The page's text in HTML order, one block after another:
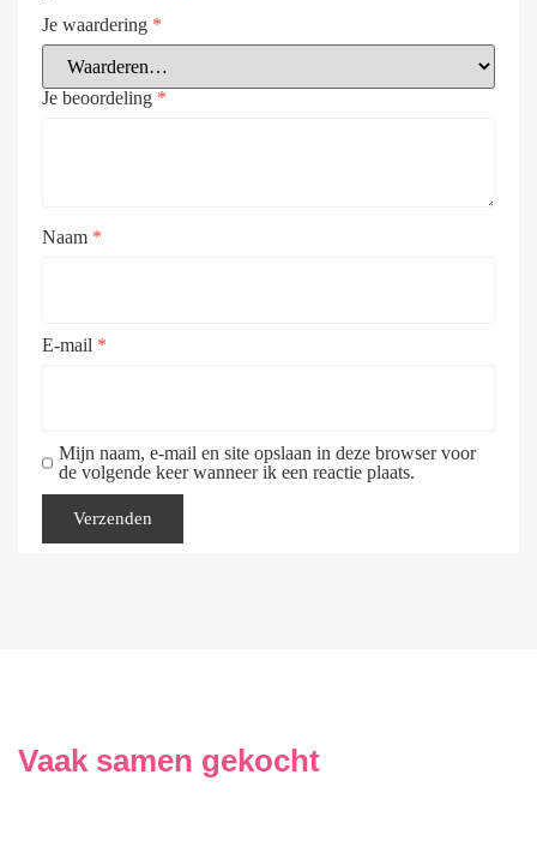
Je waardering *
Je beoordeling *
Naam *
E-mail *
Mijn naam, e-mail en site opslaan in deze browser voor
de volgende keer wanneer ik een reactie plaats.
Vaak samen gekocht